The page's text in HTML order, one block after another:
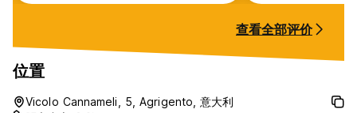
min. very easy to fine own
entrance with balcony . wonderful
stay
查看全部评价
位置
Vicolo Cannameli, 5, Agrigento, 意大利